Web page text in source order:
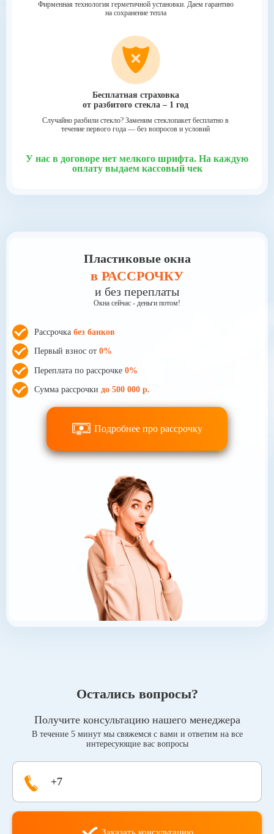
Фирменная технология герметичной установки. Даем гарантию
на сохранение тепла
Бесплатная страховка
от разбитого стекла – 1 год
Случайно разбили стекло? Заменим стеклопакет бесплатно в
течение первого года — без вопросов и условий
У нас в договоре нет мелкого шрифта. На каждую
оплату выдаем кассовый чек
Пластиковые окна
в РАССРОЧКУ
и без переплаты
Окна сейчас - деньги потом!
Рассрочка без банков
Первый взнос от 0%
Переплата по рассрочке 0%
Сумма рассрочки до 500 000 р.
Подробнее про рассрочку
Остались вопросы?
Получите консультацию нашего менеджера
В течение 5 минут мы свяжемся с вами и ответим на все
интересующие вас вопросы
Заказать консультацию